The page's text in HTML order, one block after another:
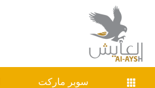
سوبر ماركت